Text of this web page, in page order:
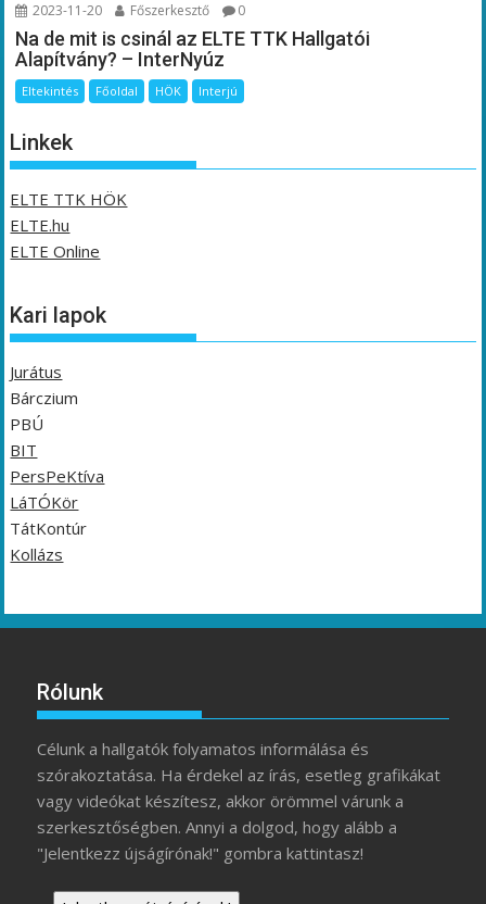
2023-11-20 Főszerkesztő 0
Na de mit is csinál az ELTE TTK Hallgatói
Alapítvány? – InterNyúz
Eltekintés Főoldal HÖK Interjú
Linkek
ELTE TTK HÖK
ELTE.hu
ELTE Online
Kari lapok
Jurátus
Bárczium
PBÚ
BIT
PersPeKtíva
LáTÓKör
TátKontúr
Kollázs
Rólunk
Célunk a hallgatók folyamatos informálása és
szórakoztatása. Ha érdekel az írás, esetleg grafikákat
vagy videókat készítesz, akkor örömmel várunk a
szerkesztőségben. Annyi a dolgod, hogy alább a
"Jelentkezz újságírónak!" gombra kattintasz!